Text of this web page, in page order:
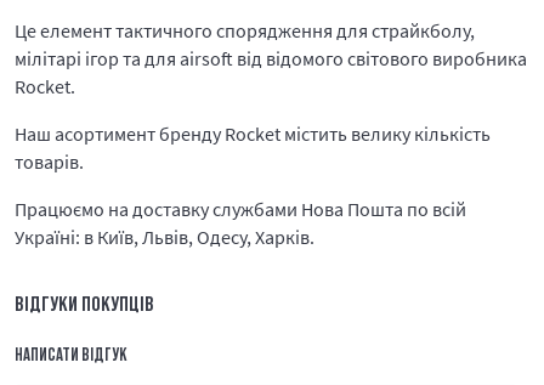
Це елемент тактичного спорядження для страйкболу,
мілітарі ігор та для airsoft від відомого світового виробника
Rocket.
Наш асортимент бренду Rocket містить велику кількість
товарів.
Працюємо на доставку службами Нова Пошта по всій
Україні: в Київ, Львів, Одесу, Харків.
ВІДГУКИ ПОКУПЦІВ
НАПИСАТИ ВІДГУК